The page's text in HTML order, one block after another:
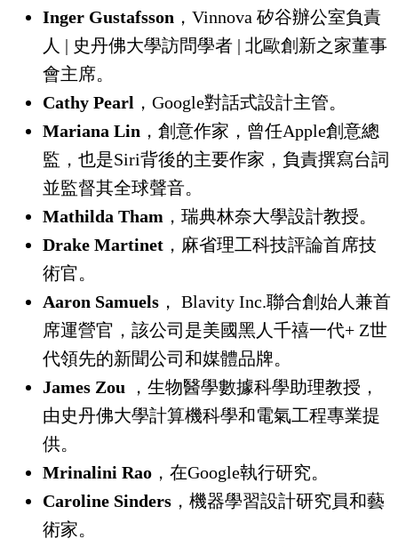
Inger Gustafsson ，Vinnova 矽谷辦公室負責
人 | 史丹佛大學訪問學者 | 北歐創新之家董事
會主席。
Cathy Pearl ，Google對話式設計主管。
Mariana Lin ，創意作家，曾任Apple創意總
監，也是Siri背後的主要作家，負責撰寫台詞
並監督其全球聲音。
Mathilda Tham ，瑞典林奈大學設計教授。
Drake Martinet ，麻省理工科技評論首席技
術官。
Aaron Samuels ， Blavity Inc.聯合創始人兼首
席運營官，該公司是美國黑人千禧一代+ Z世
代領先的新聞公司和媒體品牌。
James Zou
，生物醫學數據科學助理教授，
由史丹佛大學計算機科學和電氣工程專業提
供。
Mrinalini Rao ，在Google執行研究。
Caroline Sinders ，機器學習設計研究員和藝
術家。